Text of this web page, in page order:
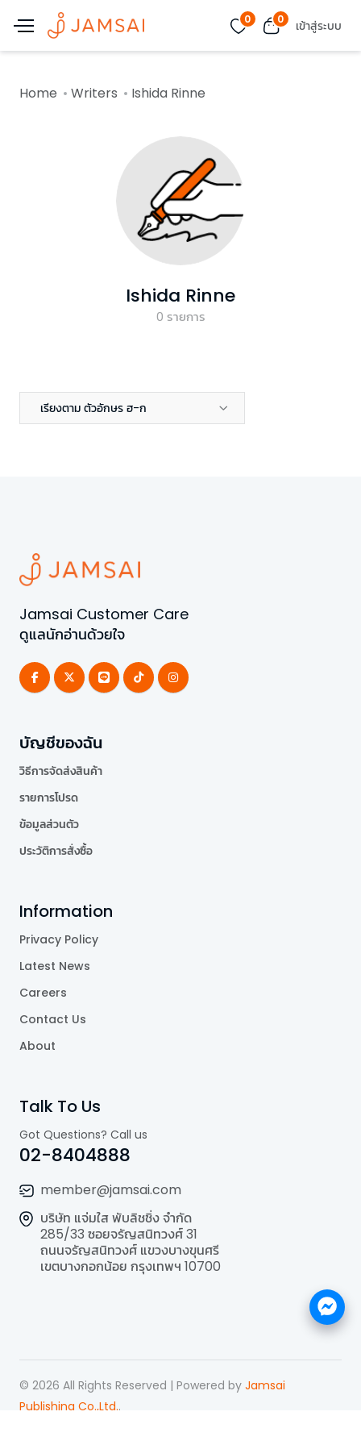
0 0 เข้าสู่ระบบ
Home Writers Ishida Rinne
Ishida Rinne
0 รายการ
เรียงตาม ตัวอักษร ฮ-ก
Jamsai Customer Care
ดูแลนักอ่านด้วยใจ
บัญชีของฉัน
วิธีการจัดส่งสินค้า
รายการโปรด
ข้อมูลส่วนตัว
ประวัติการสั่งซื้อ
Information
Privacy Policy
Latest News
Careers
Contact Us
About
Talk To Us
Got Questions? Call us
02-8404888
member@jamsai.com
บริษัท แจ่มใส พับลิชชิ่ง จำกัด
285/33 ซอยจรัญสนิทวงศ์ 31
ถนนจรัญสนิทวงศ์ แขวงบางขุนศรี
เขตบางกอกน้อย กรุงเทพฯ 10700
© 2026 All Rights Reserved | Powered by Jamsai
Publishing Co.,Ltd..